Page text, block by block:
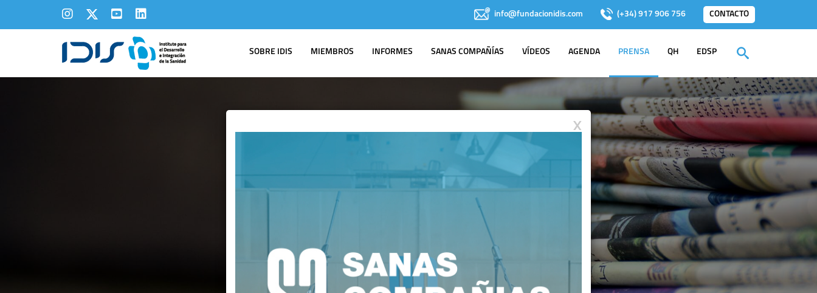
info@fundacionidis.com (+34) 917 906 756 CONTACTO
SOBRE IDIS MIEMBROS INFORMES SANAS COMPAÑÍAS VÍDEOS AGENDA PRENSA QH EDSP
IDIS EN LOS MEDIOS
X